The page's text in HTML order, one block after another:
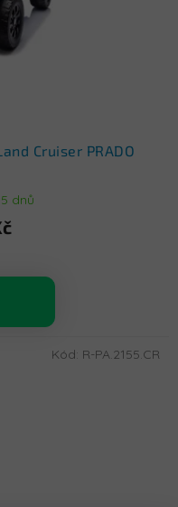
Cruiser PRADO
dnů
Kód: R-PA.2155.CR